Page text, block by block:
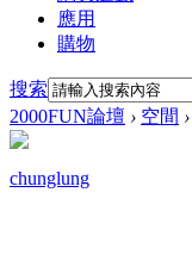
應用
購物
搜索
2000FUN論壇 › 空間 ›
chunglung